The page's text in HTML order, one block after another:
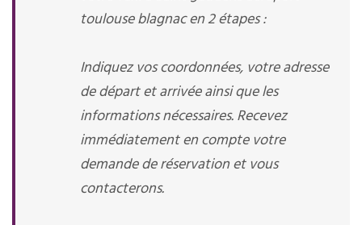
toulouse blagnac en 2 étapes :
Indiquez vos coordonnées, votre adresse
de départ et arrivée ainsi que les
informations nécessaires. Recevez
immédiatement en compte votre
demande de réservation et vous
contacterons.